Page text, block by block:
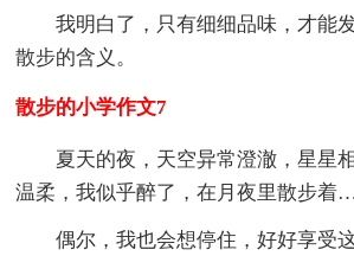
我明白了，只有细细品味，才能
散步的含义。
散步的小学作文7
夏天的夜，天空异常澄澈，星星
温柔，我似乎醉了，在月夜里散步
偶尔，我也会想停住，好好享受